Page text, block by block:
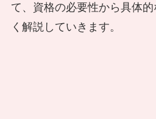
て、資格の必要性から具体
く解説していきます。